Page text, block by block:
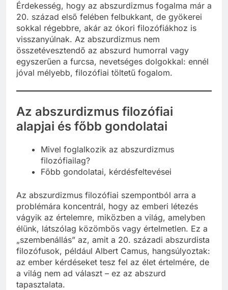
Érdekesség, hogy az abszurdizmus fogalma már a
20. század első felében felbukkant, de gyökerei
sokkal régebbre, akár az ókori filozófiákhoz is
visszanyúlnak. Az abszurdizmus nem
összetévesztendő az abszurd humorral vagy
egyszerűen a furcsa, nevetséges dolgokkal: ennél
jóval mélyebb, filozófiai töltetű fogalom.
Az abszurdizmus filozófiai
alapjai és főbb gondolatai
Mivel foglalkozik az abszurdizmus
filozófiailag?
Főbb gondolatai, kérdésfeltevései
Az abszurdizmus filozófiai szempontból arra a
problémára koncentrál, hogy az emberi létezés
vágyik az értelemre, miközben a világ, amelyben
élünk, látszólag közömbös vagy értelmetlen. Ez a
„szembenállás” az, amit a 20. századi abszurdista
filozófusok, például Albert Camus, hangsúlyoztak:
az ember kérdéseket tesz fel az élet értelmére, de
a világ nem ad választ – ez az abszurd
tapasztalata.